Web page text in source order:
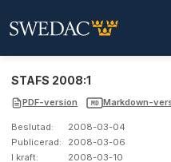
STAFS 2008:1
PDF-version MD Markdown-
Beslutad:
2008-03-04
Publicerad:
2008-03-06
I kraft:
2008-03-10